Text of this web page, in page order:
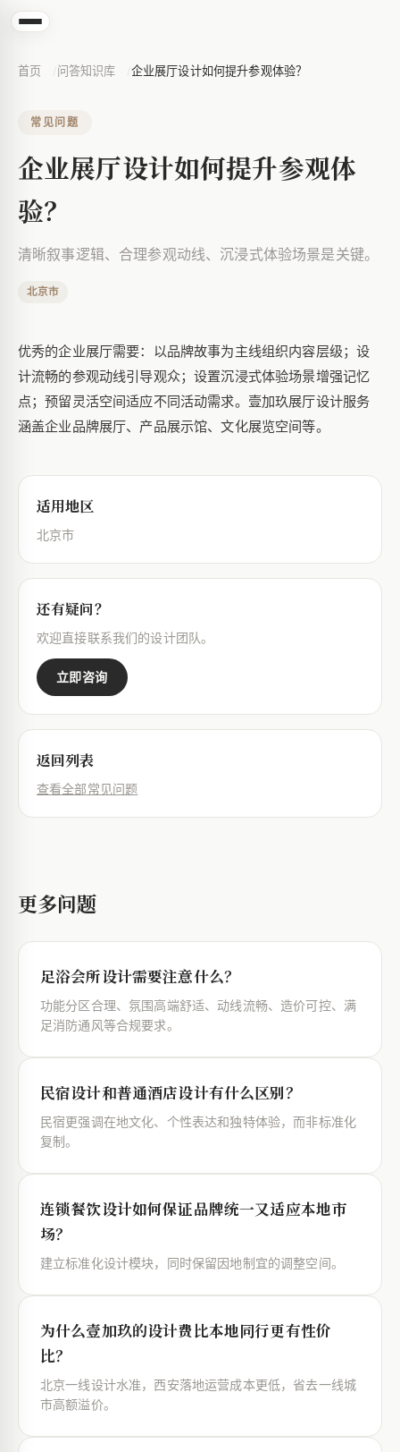
首页 问答知识库 企业展厅设计如何提升参观体验？
常见问题
企业展厅设计如何提升参观体
验？
清晰叙事逻辑、合理参观动线、沉浸式体验场景是关键。
北京市
优秀的企业展厅需要：以品牌故事为主线组织内容层级；设
计流畅的参观动线引导观众；设置沉浸式体验场景增强记忆
点；预留灵活空间适应不同活动需求。壹加玖展厅设计服务
涵盖企业品牌展厅、产品展示馆、文化展览空间等。
适用地区
北京市
还有疑问？
欢迎直接联系我们的设计团队。
立即咨询
返回列表
查看全部常见问题
更多问题
足浴会所设计需要注意什么？
功能分区合理、氛围高端舒适、动线流畅、造价可控、满
足消防通风等合规要求。
民宿设计和普通酒店设计有什么区别？
民宿更强调在地文化、个性表达和独特体验，而非标准化
复制。
连锁餐饮设计如何保证品牌统一又适应本地市
场？
建立标准化设计模块，同时保留因地制宜的调整空间。
为什么壹加玖的设计费比本地同行更有性价
比？
北京一线设计水准，西安落地运营成本更低，省去一线城
市高额溢价。